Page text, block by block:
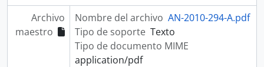
Archivo
maestro
Nombre del archivo AN-2010-294-A.pdf
Tipo de soporte Texto
Tipo de documento MIME
application/pdf